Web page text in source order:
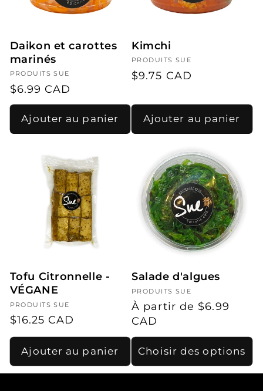
n
:
Daikon et carottes
marinés
Fournisseur :
PRODUITS SUE
Prix
habituel
$6.99 CAD
Ajouter au panier
Kimchi
Fournisseur :
PRODUITS SUE
Prix
$9.75 CAD
Ajouter au panier
Tofu Citronnelle -
VÉGANE
Fournisseur :
PRODUITS SUE
Prix
habituel
$16.25 CAD
Ajouter au panier
Salade d'algues
Fournisseur :
PRODUITS SUE
Prix
habituel
À partir de $6.99
CAD
Choisir des options